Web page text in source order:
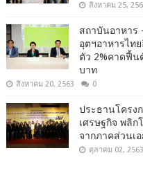
สิงหาคม 25,
สถาบันอาหาร
อุตฯอาหารไท
ตัว 2%คาดฟื้น
บาท
สิงหาคม 20, 2563 0
ประธานโครง
เศรษฐกิจ พลิ
จากภาคส่วนเ
ตุลาคม 02, 2563